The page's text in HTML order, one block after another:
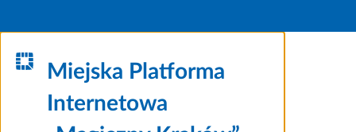
Miejska Platforma
Internetowa